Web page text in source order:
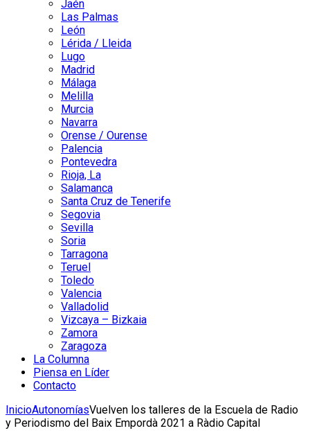
Jaén
Las Palmas
León
Lérida / Lleida
Lugo
Madrid
Málaga
Melilla
Murcia
Navarra
Orense / Ourense
Palencia
Pontevedra
Rioja, La
Salamanca
Santa Cruz de Tenerife
Segovia
Sevilla
Soria
Tarragona
Teruel
Toledo
Valencia
Valladolid
Vizcaya – Bizkaia
Zamora
Zaragoza
La Columna
Piensa en Líder
Contacto
InicioAutonomíasVuelven los talleres de la Escuela de Radio
y Periodismo del Baix Empordà 2021 a Ràdio Capital